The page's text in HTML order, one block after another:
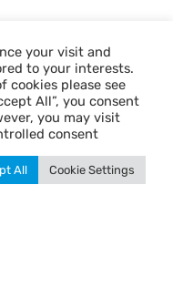
your visit and
to your interests.
cookies please see
All”, you consent
you may visit
consent.
Cookie Settings
All